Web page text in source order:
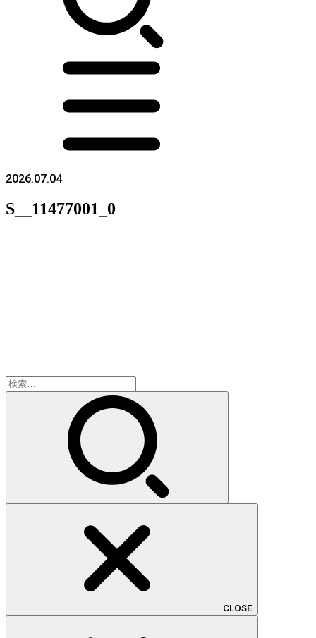
2026.07.04
S__11477001_0
検
索:
CLOSE